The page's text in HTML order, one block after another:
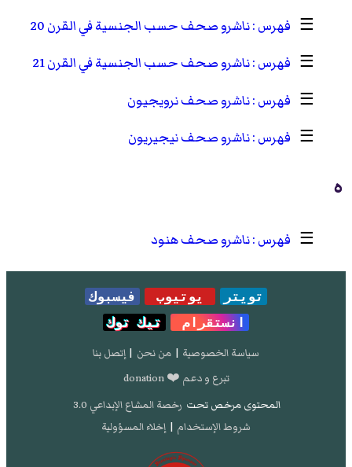
☰
ناشرو صحف حسب الجنسية في القرن 20
☰
ناشرو صحف حسب الجنسية في القرن 21
☰
ناشرو صحف نرويجيون
☰
ناشرو صحف نيجيريون
ه
☰ ناشرو صحف هنود
تويتر يوتيوب
فيسبوك
انستقرام
تيك توك
سياسة الخصوصية | من نحن | إتصل بنا
تبرع و دعم ❤️ donation
المحتوى مرخص تحت رخصة المشاع الإبداعي 3.0
شروط الإستخدام | إخلاء المسؤولية